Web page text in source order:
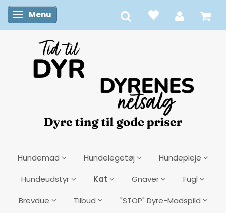
Skifte navigation
Menu
Hundemad Hundelegetøj Hundepleje
Hundeudstyr Kat Gnaver Fugl
Brevdue Tilbud "STOP" Dyre-Madspild